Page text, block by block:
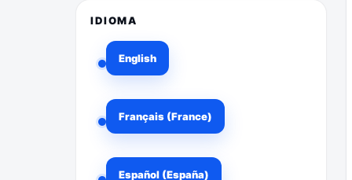
IDIOMA
English
Français (France)
Español (España)